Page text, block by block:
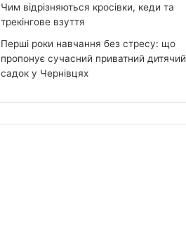
Чим відрізняються кросівки, кеди та
трекінгове взуття
Перші роки навчання без стресу: що
пропонує сучасний приватний дитячий
садок у Чернівцях